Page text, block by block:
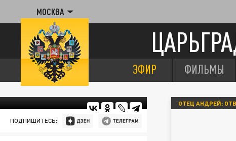
МОСКВА
ЭФИР ФИЛЬМЫ
ПОДПИШИТЕСЬ:
ОТЕЦ АНДРЕЙ: